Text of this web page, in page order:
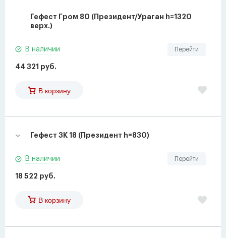
Гефест Гром 80 (Президент/Ураган h=1320
верх.)
Перейти
В наличии
44 321 руб.
В корзину
Гефест ЗК 18 (Президент h=830)
Перейти
В наличии
18 522 руб.
В корзину